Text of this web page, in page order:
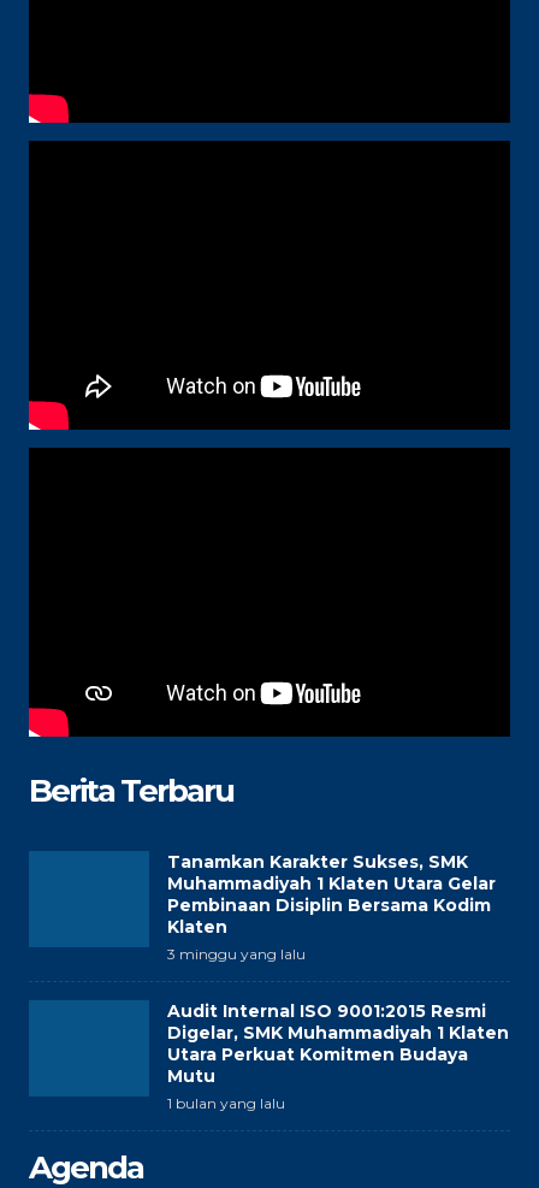
Berita Terbaru
Tanamkan Karakter Sukses, SMK
Muhammadiyah 1 Klaten Utara Gelar
Pembinaan Disiplin Bersama Kodim
Klaten
3 minggu yang lalu
Audit Internal ISO 9001:2015 Resmi
Digelar, SMK Muhammadiyah 1 Klaten
Utara Perkuat Komitmen Budaya
Mutu
1 bulan yang lalu
Agenda